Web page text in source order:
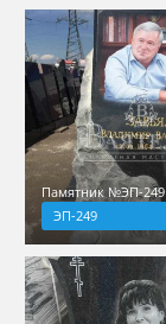
Памятник №ЭП-249
ЭП-249